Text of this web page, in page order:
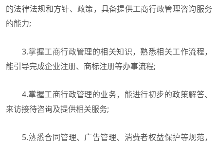
的法律法规和方针、政策，具备提供工商行政管理咨询服务
的能力;
3.掌握工商行政管理的相关知识，熟悉相关工作流程，
能引导完成企业注册、商标注册等办事流程;
4.掌握工商行政管理的业务，能进行初步的政策解答、
来访接待咨询及提供相关服务;
5.熟悉合同管理、广告管理、消费者权益保护等规范，